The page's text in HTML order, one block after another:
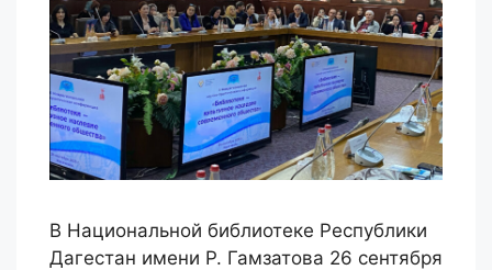
В Национальной библиотеке Республики
Дагестан имени Р. Гамзатова 26 сентября